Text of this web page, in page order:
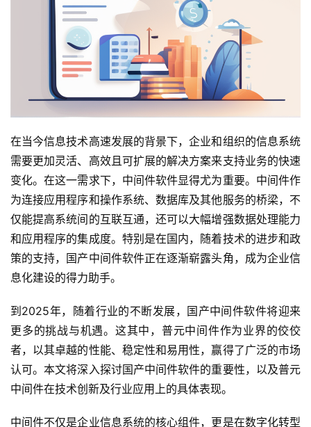
在当今信息技术高速发展的背景下，企业和组织的信息系统
需要更加灵活、高效且可扩展的解决方案来支持业务的快速
变化。在这一需求下，中间件软件显得尤为重要。中间件作
为连接应用程序和操作系统、数据库及其他服务的桥梁，不
仅能提高系统间的互联互通，还可以大幅增强数据处理能力
和应用程序的集成度。特别是在国内，随着技术的进步和政
策的支持，国产中间件软件正在逐渐崭露头角，成为企业信
息化建设的得力助手。
到2025年，随着行业的不断发展，国产中间件软件将迎来
更多的挑战与机遇。这其中，普元中间件作为业界的佼佼
者，以其卓越的性能、稳定性和易用性，赢得了广泛的市场
认可。本文将深入探讨国产中间件软件的重要性，以及普元
中间件在技术创新及行业应用上的具体表现。
中间件不仅是企业信息系统的核心组件，更是在数字化转型